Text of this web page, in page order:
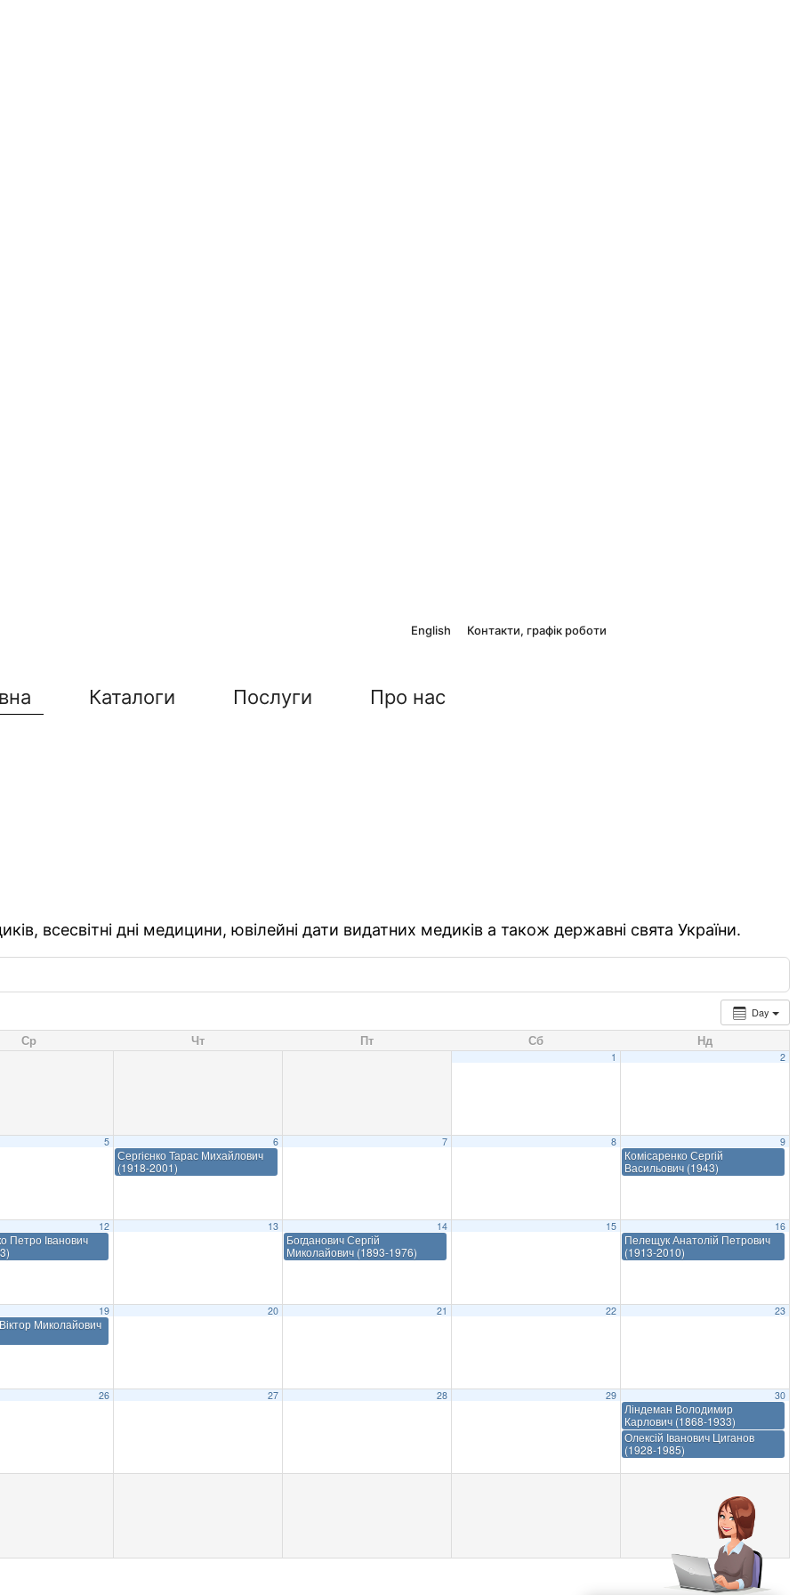
English Контакти, графік роботи
Каталоги Послуги Про нас
всесвітні дні медицини, ювілейні дати видатних медиків а також державні свята України.
Day
Ср Чт Пт Сб Нд
1 2
5 6
Сергієнко Тарас Михайлович
(1918-2001)
7 8 9
Комісаренко Сергій
Васильович (1943)
12
Петро Іванович
13 14
Богданович Сергій
Миколайович (1893-1976)
15 16
Пелещук Анатолій Петрович
(1913-2010)
19
Миколайович
20 21 22 23
26 27 28 29 30
Ліндеман Володимир
Карлович (1868-1933)
Олексій Іванович Циганов
(1928-1985)